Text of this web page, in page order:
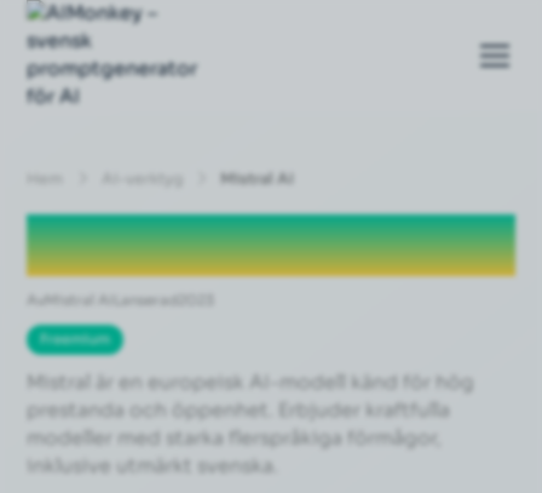
Mistral AI
Mistral AI
Mistral AI Lanserad
Freemium
Mistral är en europeisk AI-modell känd för hög
prestanda och öppenhet. Erbjuder kraftfulla
modeller med starka flerspråkiga förmågor,
inklusive utmärkt svenska.